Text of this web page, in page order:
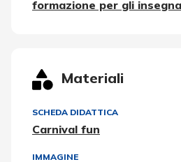
formazione per gli
Materiali
SCHEDA DIDATTICA
Carnival fun
IMMAGINE